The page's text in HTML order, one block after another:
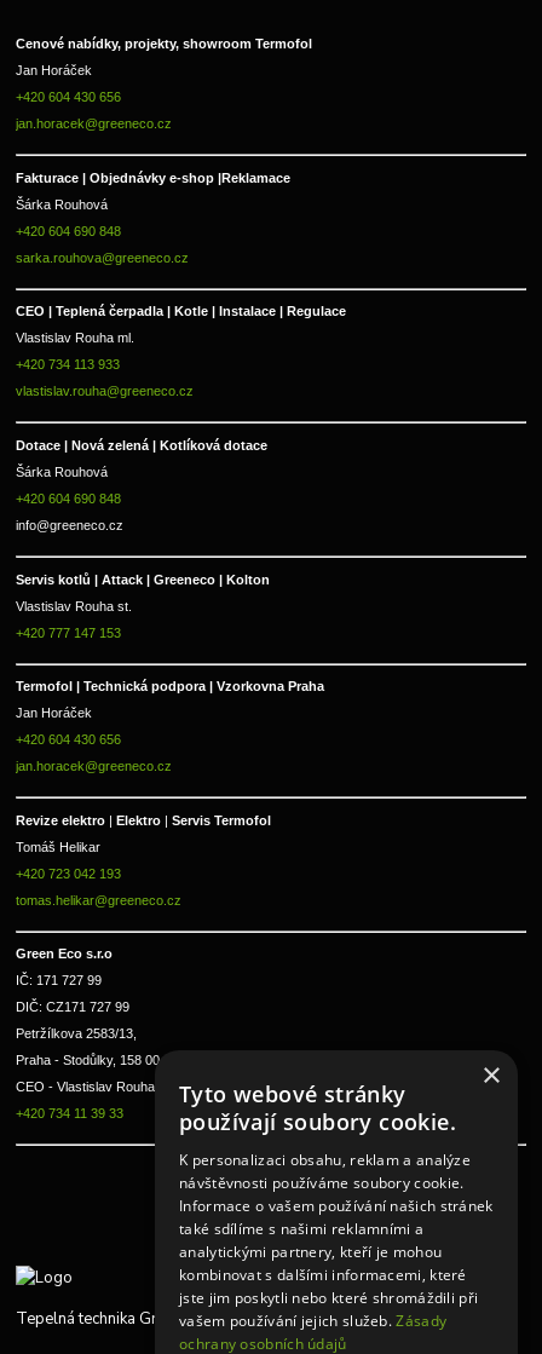
Cenové nabídky, projekty, showroom Termofol
Jan Horáček
+420 604 430 656
jan.horacek@greeneco.cz
Fakturace | Objednávky e-shop |Reklamace
Šárka Rouhová
+420 604 690 848
sarka.rouhova@greeneco.cz
CEO | Teplená čerpadla | Kotle | Instalace | Regulace
Vlastislav Rouha ml.
+420 734 113 933
vlastislav.rouha@greeneco.cz
Dotace | Nová zelená | Kotlíková dotace
Šárka Rouhová
+420 604 690 848
info@greeneco.cz
Servis kotlů | Attack | Greeneco | Kolton
Vlastislav Rouha st.
+420 777 147 153
Termofol | Technická podpora | Vzorkovna Praha
Jan Horáček
+420 604 430 656
jan.horacek@greeneco.cz
Revize elektro | Elektro | Servis Termofol
Tomáš Helikar
+420 723 042 193
tomas.helikar@greeneco.cz
Green Eco s.r.o
IČ: 171 727 99
DIČ: CZ171 727 99
Petržílkova 2583/13,
Praha - Stodůlky, 158 00
CEO - Vlastislav Rouha ml.
+420 734 11 39 33
Tepelná technika Greeneco
×
Tyto webové stránky
používají soubory cookie.
K personalizaci obsahu, reklam a analýze
návštěvnosti používáme soubory cookie.
Informace o vašem používání našich stránek
také sdílíme s našimi reklamními a
analytickými partnery, kteří je mohou
kombinovat s dalšími informacemi, které
jste jim poskytli nebo které shromáždili při
vašem používání jejich služeb.Zásady
ochrany osobních údajů